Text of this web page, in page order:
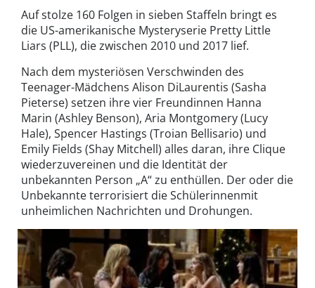
Auf stolze 160 Folgen in sieben Staffeln bringt es
die US-amerikanische Mysteryserie Pretty Little
Liars (PLL), die zwischen 2010 und 2017 lief.
Nach dem mysteriösen Verschwinden des
Teenager-Mädchens Alison DiLaurentis (Sasha
Pieterse) setzen ihre vier Freundinnen Hanna
Marin (Ashley Benson), Aria Montgomery (Lucy
Hale), Spencer Hastings (Troian Bellisario) und
Emily Fields (Shay Mitchell) alles daran, ihre Clique
wiederzuvereinen und die Identität der
unbekannten Person „A“ zu enthüllen. Der oder die
Unbekannte terrorisiert die Schülerinnenmit
unheimlichen Nachrichten und Drohungen.